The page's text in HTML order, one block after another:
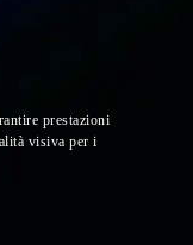
prestazioni
visiva per i